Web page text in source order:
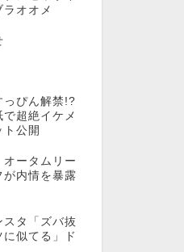
ラオオメ
っぴん解禁!?
超絶イケメ
ト公開
オータムリー
が内情を暴露
スタ「ズバ抜
似てる」ド